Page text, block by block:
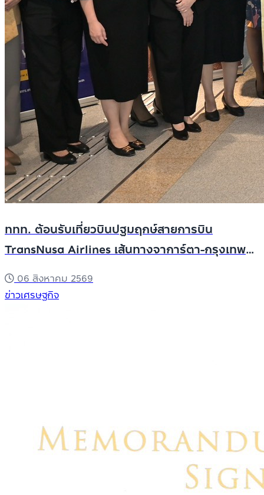
ททท. ต้อนรับเที่ยวบินปฐมฤกษ์สายการบิน
TransNusa Airlines เส้นทางจาการ์ตา-กรุงเทพฯ
เสริม Air Connectivity ดึงนักท่องเที่ยวคุณภาพ
จากอินโดนีเซีย เริ่มเที่ยวแรกบินแรก 6 สิงหาคมนี้
06 สิงหาคม 2569
ข่าวเศรษฐกิจ